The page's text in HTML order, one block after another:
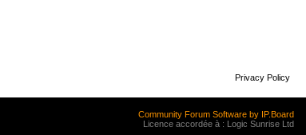
Privacy Policy
Community Forum Software by IP.Board
Licence accordée à : Logic Sunrise Ltd